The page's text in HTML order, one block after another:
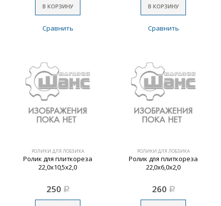
В КОРЗИНУ
Сравнить
В КОРЗИНУ
Сравнить
РОЛИКИ ДЛЯ ЛОБЗИКА
Ролик для плиткореза
22,0х10,5х2,0
250 Р
РОЛИКИ ДЛЯ ЛОБЗИКА
Ролик для плиткореза
22,0х6,0х2,0
260 Р